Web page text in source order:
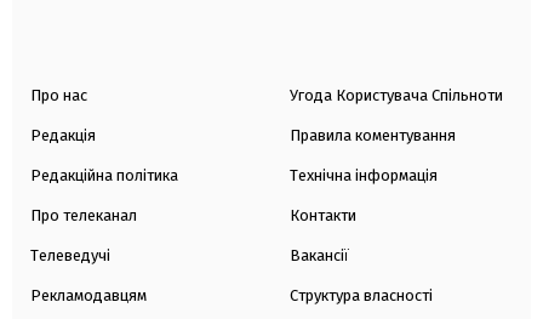
Про нас
Редакція
Редакційна політика
Про телеканал
Телеведучі
Рекламодавцям
Угода Користувача Спільноти
Правила коментування
Технічна інформація
Контакти
Вакансії
Структура власності